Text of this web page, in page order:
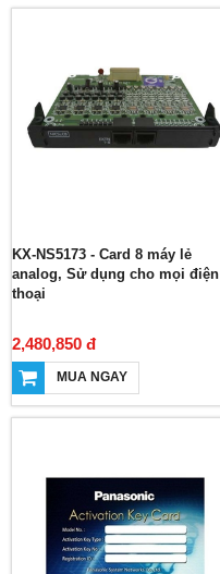
KX-NS5173 - Card 8 máy lẻ
analog, Sử dụng cho mọi điện
thoại
2,480,850 đ
MUA NGAY